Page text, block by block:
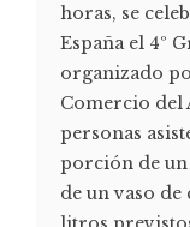
horas, se
España el 4º
organizado
Comercio del
personas
porción de un
de un vaso